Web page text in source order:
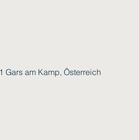
Gars am Kamp, Österreich